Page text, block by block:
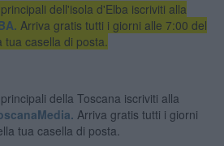
dell'isola d'Elba iscriviti alla
Arriva gratis tutti i giorni alle 7:00 del
tua casella di posta.
della Toscana iscriviti alla
Arriva gratis tutti i giorni
tua casella di posta.